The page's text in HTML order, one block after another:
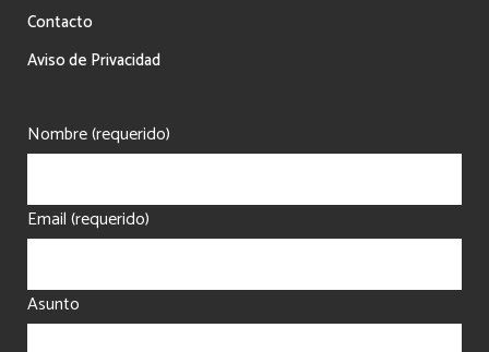
Contacto
Aviso de Privacidad
Nombre (requerido)
Email (requerido)
Asunto